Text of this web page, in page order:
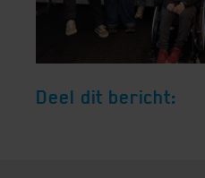
Deel dit bericht: